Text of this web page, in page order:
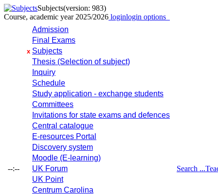
Subjects(version: 983)
Course, academic year 2025/2026 loginlogin options
--:--
Admission
Final Exams
x Subjects
Thesis (Selection of subject)
Inquiry
Schedule
Study application - exchange students
Committees
Invitations for state exams and defences
Central catalogue
E-resources Portal
Discovery system
Moodle (E-learning)
UK Forum
UK Point
Centrum Carolina
Search ...